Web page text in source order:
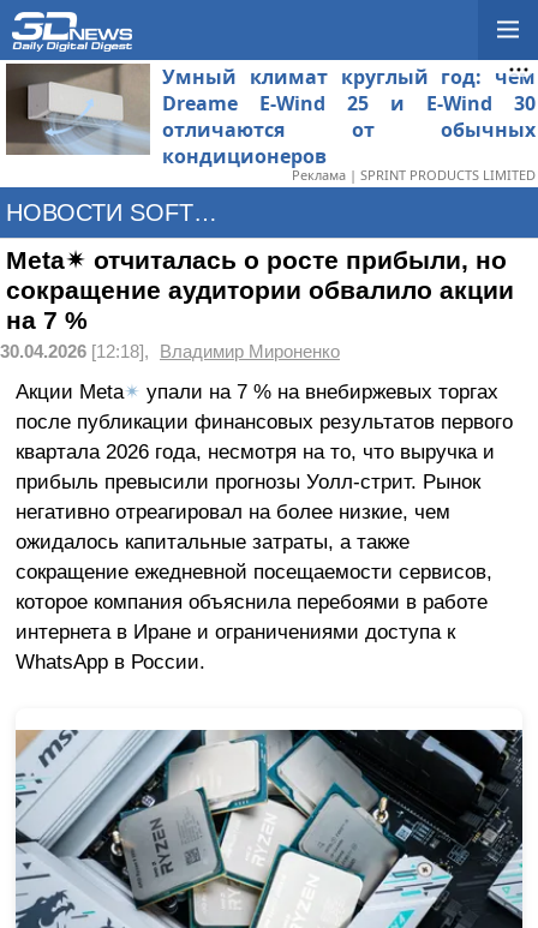
Умный климат круглый год: чем
Dreame E-Wind 25 и E-Wind 30
отличаются от обычных
кондиционеров
Реклама | SPRINT PRODUCTS LIMITED
НОВОСТИ SOFTWARE
Meta✴ отчиталась о росте прибыли, но
сокращение аудитории обвалило акции
на 7 %
30.04.2026 [12:18], Владимир Мироненко
Акции Meta✴ упали на 7 % на внебиржевых торгах
после публикации финансовых результатов первого
квартала 2026 года, несмотря на то, что выручка и
прибыль превысили прогнозы Уолл-стрит. Рынок
негативно отреагировал на более низкие, чем
ожидалось капитальные затраты, а также
сокращение ежедневной посещаемости сервисов,
которое компания объяснила перебоями в работе
интернета в Иране и ограничениями доступа к
WhatsApp в России.